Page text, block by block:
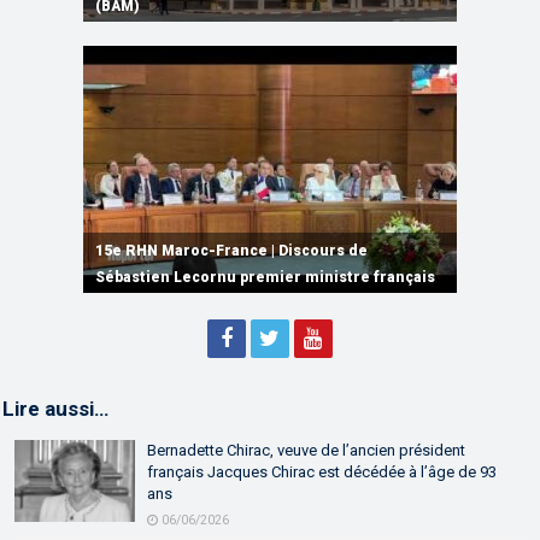
Monde
(BAM)
de Ryanair
accorde une subvention au consortium ORNX
Computing et de l’IA
15e RHN Maroc-France | Signature de
plusieurs accords de coopération et de
partenariat
15e RHN Maroc-France | Discours de
Sébastien Lecornu premier ministre français
15e Réunion de Haut Niveau Maroc-France |
Discours de M. Aziz Akhannouch
Lire aussi…
Bernadette Chirac, veuve de l’ancien président
français Jacques Chirac est décédée à l’âge de 93
ans
06/06/2026